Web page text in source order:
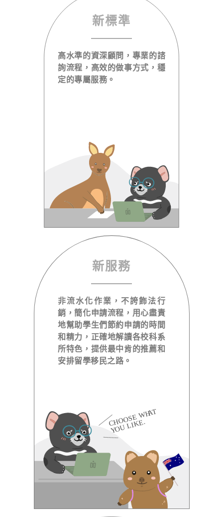
新標準
高水準的資深顧問，專業的諮
詢流程，高效的做事方式，穩
定的專屬服務。
新服務
非流水化作業，不誇飾法行
銷，簡化申請流程，用心盡責
地幫助學生們節約申請的時間
和精力，正確地解讀各校科系
所特色，提供最中肯的推薦和
安排留學移民之路。